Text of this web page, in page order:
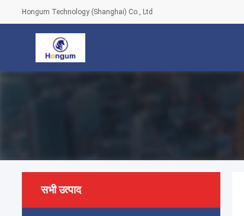
Hongum Technology (Shanghai) Co., Ltd
सभी उत्पाद